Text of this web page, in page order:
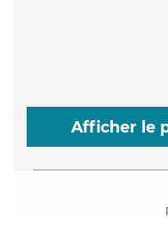
Afficher le